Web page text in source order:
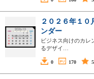
２０２６年１０
ンダー
ビジネス向けのカレ
るデザイ…
0 170